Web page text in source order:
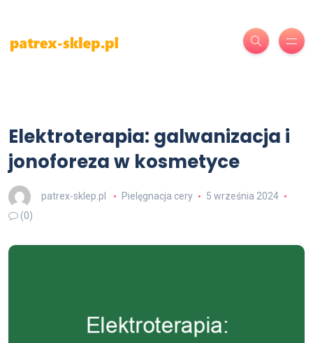
Elektroterapia: galwanizacja i
jonoforeza w kosmetyce
patrex-sklep.pl Pielęgnacja cery
5 września 2024
(0)